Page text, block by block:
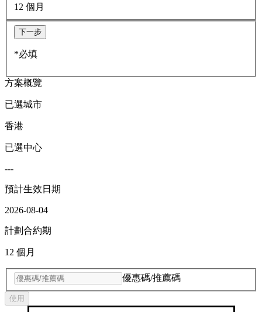
12 個月
下一步
*必填
方案概覽
已選城市
香港
已選中心
---
預計生效日期
2026-08-04
計劃合約期
12 個月
優惠碼/推薦碼
使用